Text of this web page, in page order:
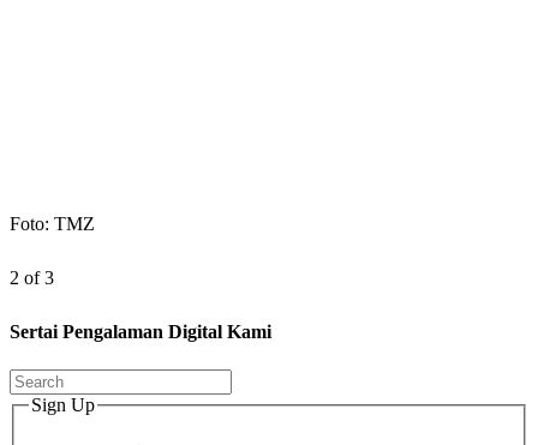
Foto: TMZ
2 of 3
Sertai Pengalaman Digital Kami
Sign Up